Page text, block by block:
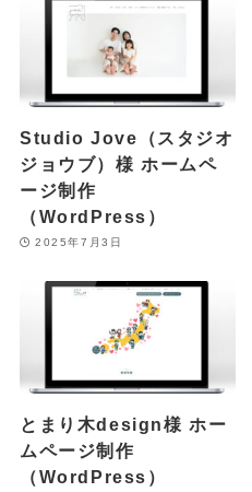
Studio Jove（スタジオ
ジョウブ）様 ホームペ
ージ制作
（WordPress）
2025年7月3日
とまり木design様 ホー
ムページ制作
（WordPress）